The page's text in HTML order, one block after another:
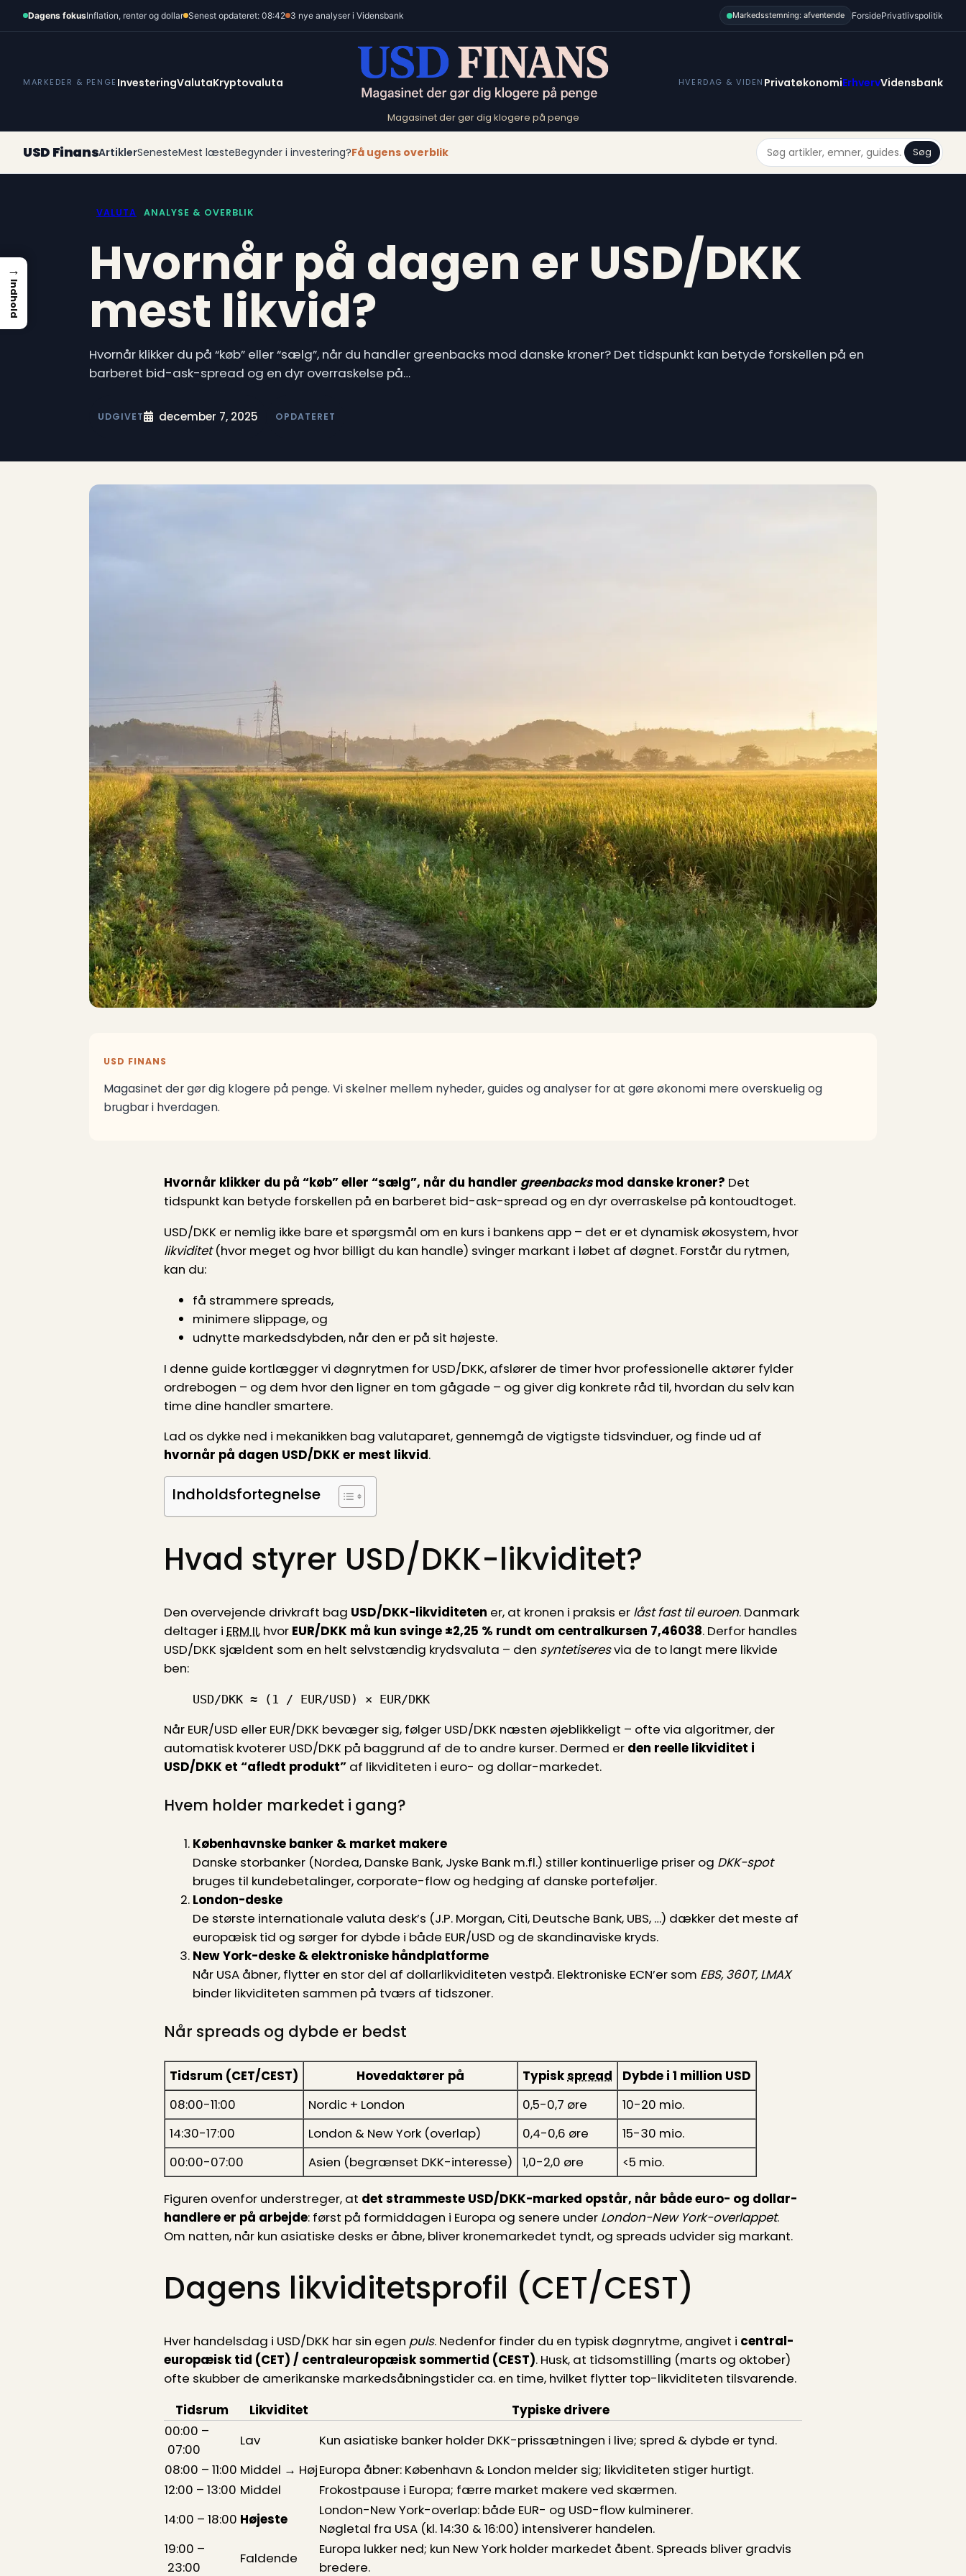
Spring
til
Dagens fokusInflation, renter og dollar Senest opdateret: 08:42 3 nye analyser i Vidensbank Markedsstemning: afventende ForsidePrivatlivspolitik
MARKEDER & PENGE InvesteringValutaKryptovaluta
Magasinet der gør dig klogere på penge
HVERDAG & VIDEN PrivatøkonomiErhvervVidensbank
USD FinansArtiklerSenesteMest læsteBegynder i investering?Få ugens overblik Søg
VALUTA ANALYSE & OVERBLIK
Hvornår på dagen er USD/DKK
mest likvid?
Hvornår klikker du på “køb” eller “sælg”, når du handler greenbacks mod danske kroner? Det tidspunkt kan betyde forskellen på en
barberet bid-ask-spread og en dyr overraskelse på…
UDGIVET december 7, 2025 OPDATERET
USD FINANS
Magasinet der gør dig klogere på penge. Vi skelner mellem nyheder, guides og analyser for at gøre økonomi mere overskuelig og
brugbar i hverdagen.
Hvornår klikker du på “køb” eller “sælg”, når du handler greenbacksmod danske kroner? Det
tidspunkt kan betyde forskellen på en barberet bid-ask-spread og en dyr overraskelse på kontoudtoget.
USD/DKK er nemlig ikke bare et spørgsmål om en kurs i bankens app – det er et dynamisk økosystem, hvor
likviditet(hvor meget og hvor billigt du kan handle) svinger markant i løbet af døgnet. Forstår du rytmen,
kan du:
få strammere spreads,
minimere slippage, og
udnytte markedsdybden, når den er på sit højeste.
I denne guide kortlægger vi døgnrytmen for USD/DKK, afslører de timer hvor professionelle aktører fylder
ordrebogen – og dem hvor den ligner en tom gågade – og giver dig konkrete råd til, hvordan du selv kan
time dine handler smartere.
Lad os dykke ned i mekanikken bag valutaparet, gennemgå de vigtigste tidsvinduer, og finde ud af
hvornår på dagen USD/DKK er mest likvid.
Indholdsfortegnelse
Hvad styrer USD/DKK-likviditet?
Den overvejende drivkraft bag USD/DKK-likviditeten er, at kronen i praksis er låst fast til euroen. Danmark
deltager i ERM II, hvor EUR/DKK må kun svinge ±2,25 % rundt om centralkursen 7,46038. Derfor handles
USD/DKK sjældent som en helt selvstændig krydsvaluta – den syntetiseresvia de to langt mere likvide
ben:
USD/DKK ≈ (1 / EUR/USD) × EUR/DKK
Når EUR/USD eller EUR/DKK bevæger sig, følger USD/DKK næsten øjeblikkeligt – ofte via algoritmer, der
automatisk kvoterer USD/DKK på baggrund af de to andre kurser. Dermed er den reelle likviditet i
USD/DKK et “afledt produkt” af likviditeten i euro- og dollar-markedet.
Hvem holder markedet i gang?
Københavnske banker & market makere
Danske storbanker (Nordea, Danske Bank, Jyske Bank m.fl.) stiller kontinuerlige priser og DKK-spot
bruges til kundebetalinger, corporate-flow og hedging af danske porteføljer.
London-deske
De største internationale valuta desk’s (J.P. Morgan, Citi, Deutsche Bank, UBS, …) dækker det meste af
europæisk tid og sørger for dybde i både EUR/USD og de skandinaviske kryds.
New York-deske & elektroniske håndplatforme
Når USA åbner, flytter en stor del af dollarlikviditeten vestpå. Elektroniske ECN’er som EBS, 360T, LMAX
binder likviditeten sammen på tværs af tidszoner.
Når spreads og dybde er bedst
Tidsrum (CET/CEST) Hovedaktører på Typiskspread
Dybde i 1 million USD
08:00-11:00
Nordic + London 0,5-0,7 øre
10-20 mio.
14:30-17:00
London & New York (overlap) 0,4-0,6 øre
15-30 mio.
00:00-07:00
Asien (begrænset DKK-interesse) 1,0-2,0 øre <5 mio.
Figuren ovenfor understreger, at det strammeste USD/DKK-marked opstår, når både euro- og dollar-
handlere er på arbejde: først på formiddagen i Europa og senere under London-New York-overlappet.
Om natten, når kun asiatiske desks er åbne, bliver kronemarkedet tyndt, og spreads udvider sig markant.
Dagens likviditetsprofil (CET/CEST)
Hver handelsdag i USD/DKK har sin egen puls. Nedenfor finder du en typisk døgnrytme, angivet i central­
europæisk tid (CET) / central­europæisk sommertid (CEST). Husk, at tidsomstilling (marts og oktober)
ofte skubber de amerikanske markedsåbningstider ca. en time, hvilket flytter top-likviditeten tilsvarende.
Tidsrum
Likviditet
Typiske drivere
00:00 –
07:00
Lav
Kun asiatiske banker holder DKK-prissætningen i live; spred & dybde er tynd.
08:00 – 11:00 Middel → HøjEuropa åbner: København & London melder sig; likviditeten stiger hurtigt.
12:00 – 13:00 Middel
Frokostpause i Europa; færre market makere ved skærmen.
14:00 – 18:00 Højeste
London-New York-overlap: både EUR- og USD-flow kulminerer.
Nøgletal fra USA (kl. 14:30 & 16:00) intensiverer handelen.
19:00 –
23:00
Faldende
Europa lukker ned; kun New York holder markedet åbent. Spreads bliver gradvis
bredere.
→
Indhold